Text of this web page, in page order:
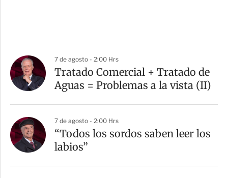
7 de agosto - 2:00 Hrs
Tratado Comercial + Tratado de
Aguas = Problemas a la vista (II)
7 de agosto - 2:00 Hrs
“Todos los sordos saben leer los
labios”